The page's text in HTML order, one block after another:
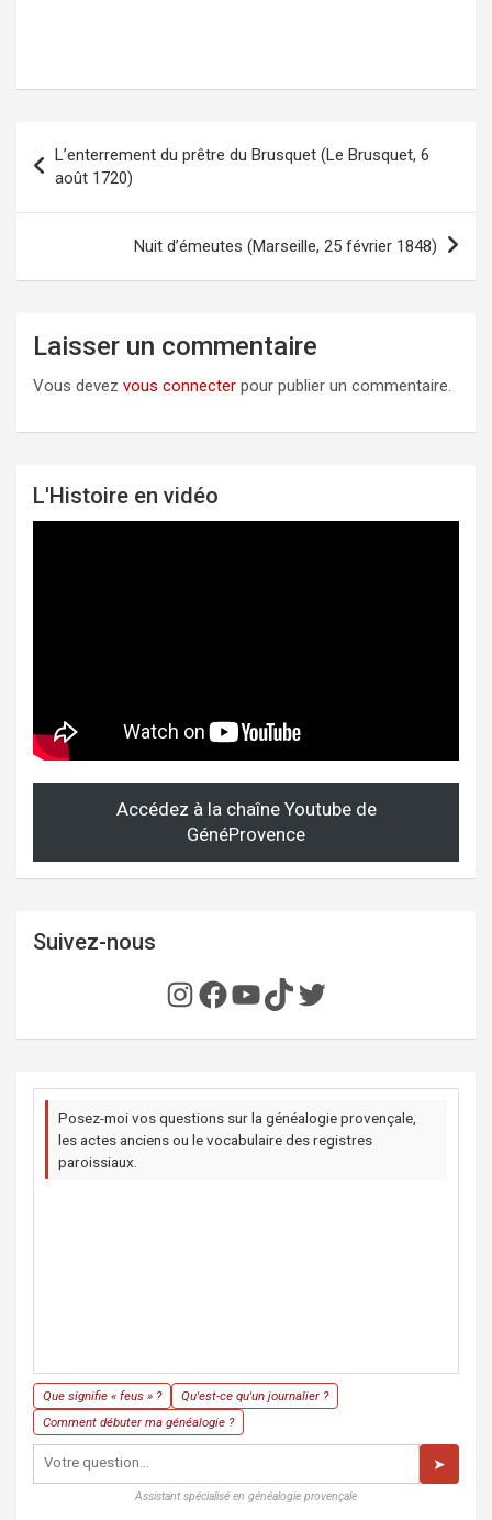
Navigation
l’article
L’enterrement du prêtre du Brusquet (Le Brusquet, 6
août 1720)
Nuit d’émeutes (Marseille, 25 février 1848)
Laisser un commentaire
Vous devez vous connecter pour publier un commentaire.
L'Histoire en vidéo
Accédez à la chaîne Youtube de
GénéProvence
Suivez-nous
Instagram
Facebook
YouTube
TikTok
Twitter
Posez-moi vos questions sur la généalogie provençale,
les actes anciens ou le vocabulaire des registres
paroissiaux.
Que signifie « feus » ?
Qu'est-ce qu'un journalier ?
Comment débuter ma généalogie ?
➤
Assistant spécialisé en généalogie provençale